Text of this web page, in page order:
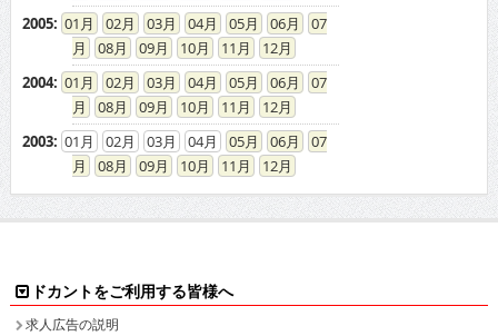
2005: 01 02 03 04 05 06
07
08
09 10 11
12
2004: 01 02 03 04 05 06
07
08
09 10 11
12
2003: 01 02 03 04 05 06
07
08
09 10 11 12
ドカントをご利用する皆様へ
求人広告の説明